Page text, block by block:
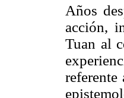
Años
acción,
Tuan al